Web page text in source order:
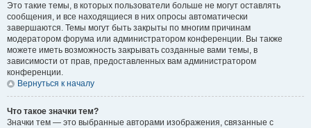
Это такие темы, в которых пользователи больше не могут оставлять
сообщения, и все находящиеся в них опросы автоматически
завершаются. Темы могут быть закрыты по многим причинам
модератором форума или администратором конференции. Вы также
можете иметь возможность закрывать созданные вами темы, в
зависимости от прав, предоставленных вам администратором
конференции.
Вернуться к началу
Что такое значки тем?
Значки тем — это выбранные авторами изображения, связанные с